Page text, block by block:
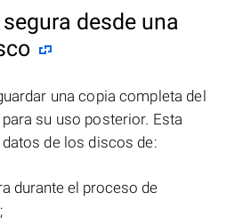
desde una
una copia completa del
su uso posterior. Esta
de los discos de:
durante el proceso de